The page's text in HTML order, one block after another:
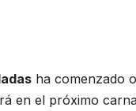
ha comenzado
en el próximo